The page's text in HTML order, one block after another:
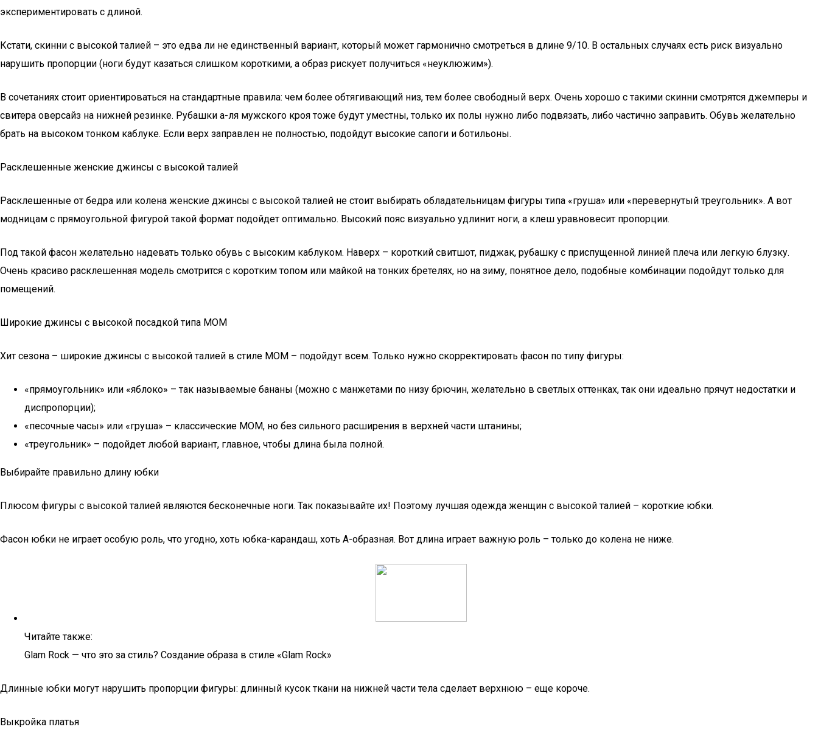
экспериментировать с длиной.
Кстати, скинни с высокой талией – это едва ли не единственный вариант, который может гармонично смотреться в длине 9/10. В остальных случаях есть риск визуально
нарушить пропорции (ноги будут казаться слишком короткими, а образ рискует получиться «неуклюжим»).
В сочетаниях стоит ориентироваться на стандартные правила: чем более обтягивающий низ, тем более свободный верх. Очень хорошо с такими скинни смотрятся джемперы и
свитера оверсайз на нижней резинке. Рубашки а-ля мужского кроя тоже будут уместны, только их полы нужно либо подвязать, либо частично заправить. Обувь желательно
брать на высоком тонком каблуке. Если верх заправлен не полностью, подойдут высокие сапоги и ботильоны.
Расклешенные женские джинсы с высокой талией
Расклешенные от бедра или колена женские джинсы с высокой талией не стоит выбирать обладательницам фигуры типа «груша» или «перевернутый треугольник». А вот
модницам с прямоугольной фигурой такой формат подойдет оптимально. Высокий пояс визуально удлинит ноги, а клеш уравновесит пропорции.
Под такой фасон желательно надевать только обувь с высоким каблуком. Наверх – короткий свитшот, пиджак, рубашку с приспущенной линией плеча или легкую блузку.
Очень красиво расклешенная модель смотрится с коротким топом или майкой на тонких бретелях, но на зиму, понятное дело, подобные комбинации подойдут только для
помещений.
Широкие джинсы с высокой посадкой типа MOM
Хит сезона – широкие джинсы с высокой талией в стиле MOM – подойдут всем. Только нужно скорректировать фасон по типу фигуры:
«прямоугольник» или «яблоко» – так называемые бананы (можно с манжетами по низу брючин, желательно в светлых оттенках, так они идеально прячут недостатки и
диспропорции);
«песочные часы» или «груша» – классические MOM, но без сильного расширения в верхней части штанины;
«треугольник» – подойдет любой вариант, главное, чтобы длина была полной.
Выбирайте правильно длину юбки
Плюсом фигуры с высокой талией являются бесконечные ноги. Так показывайте их! Поэтому лучшая одежда женщин с высокой талией – короткие юбки.
Фасон юбки не играет особую роль, что угодно, хоть юбка-карандаш, хоть А-образная. Вот длина играет важную роль – только до колена не ниже.
Читайте также:
Glam Rock — что это за стиль? Создание образа в стиле «Glam Rock»
Длинные юбки могут нарушить пропорции фигуры: длинный кусок ткани на нижней части тела сделает верхнюю – еще короче.
Выкройка платья